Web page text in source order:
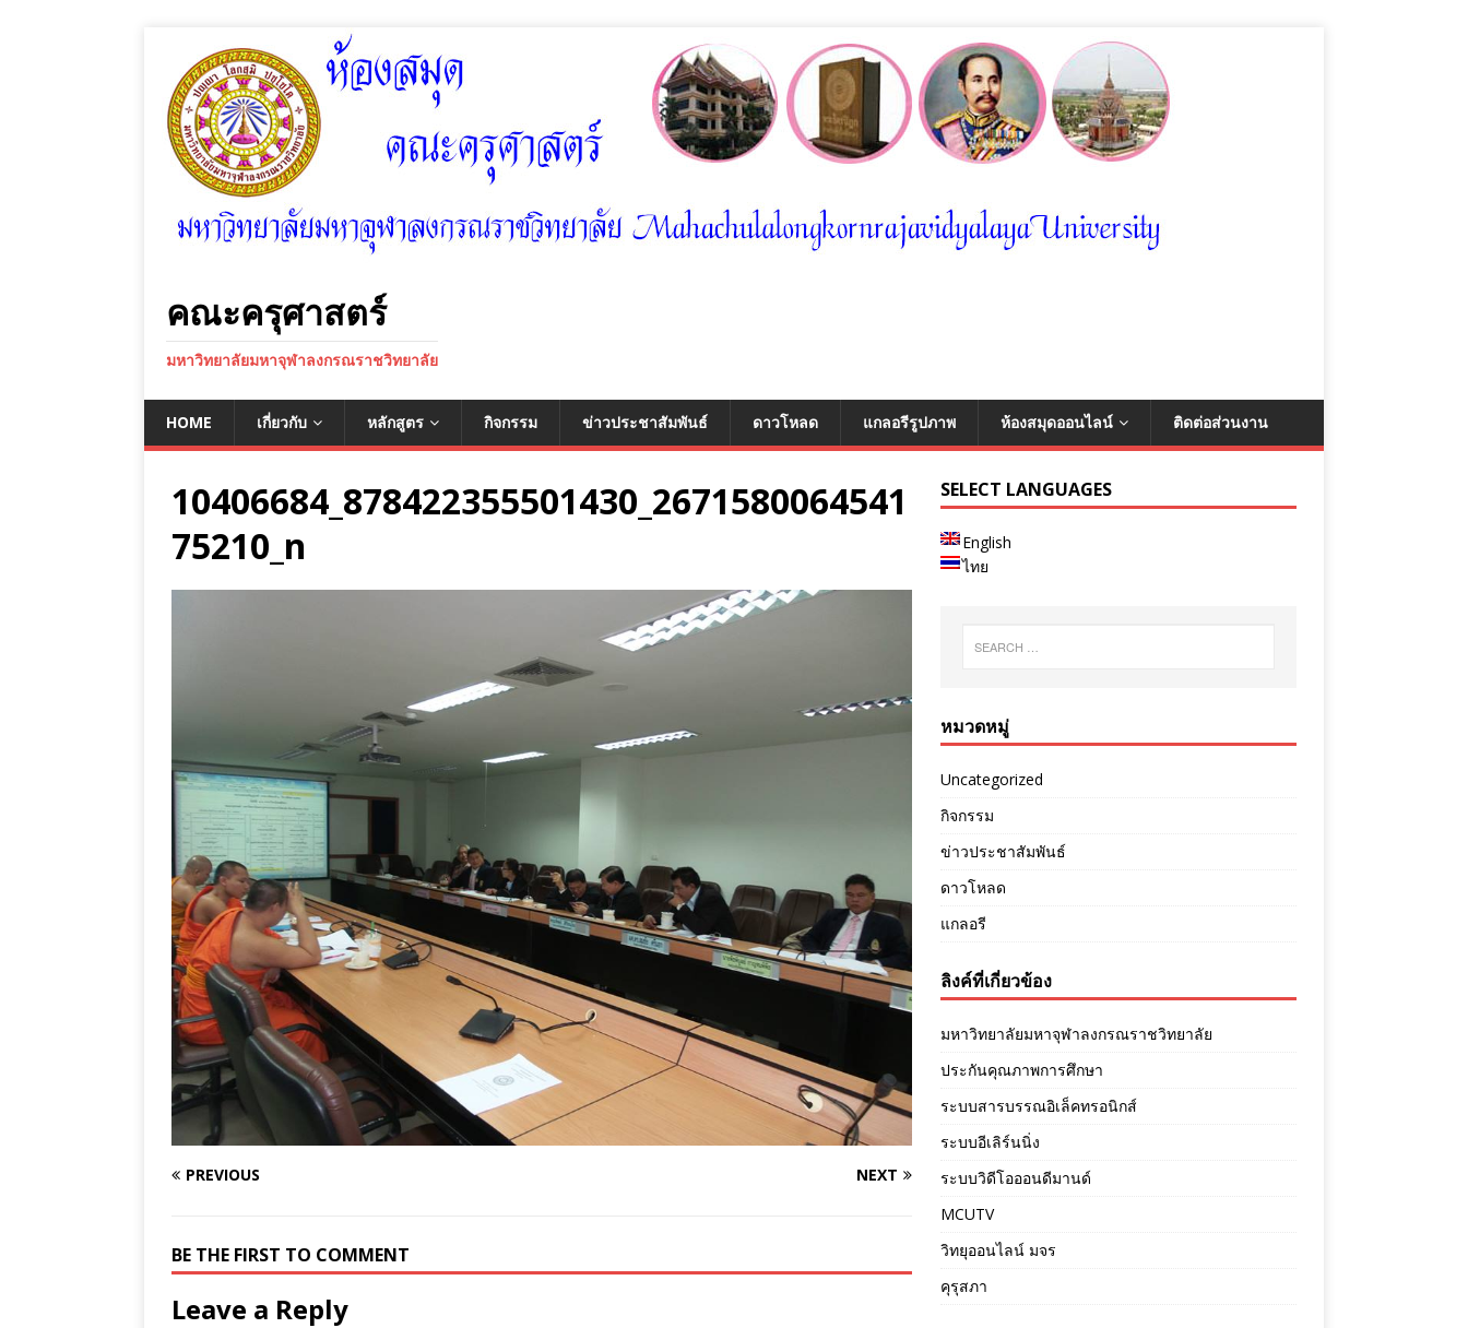
คณะครุศาสตร์
มหาวิทยาลัยมหาจุฬาลงกรณราชวิทยาลัย
HOME เกี่ยวกับ หลักสูตร กิจกรรม ข่าวประชาสัมพันธ์ ดาวโหลด แกลอรีรูปภาพ ห้องสมุดออนไลน์ ติดต่อส่วนงาน
10406684_878422355501430_2671580064541
75210_n
PREVIOUS NEXT
BE THE FIRST TO COMMENT
Leave a Reply
SELECT LANGUAGES
English
ไทย
หมวดหมู่
Uncategorized
กิจกรรม
ข่าวประชาสัมพันธ์
ดาวโหลด
แกลอรี
ลิงค์ที่เกี่ยวข้อง
มหาวิทยาลัยมหาจุฬาลงกรณราชวิทยาลัย
ประกันคุณภาพการศึกษา
ระบบสารบรรณอิเล็คทรอนิกส์
ระบบอีเลิร์นนิ่ง
ระบบวิดีโอออนดีมานด์
MCUTV
วิทยุออนไลน์ มจร
คุรุสภา